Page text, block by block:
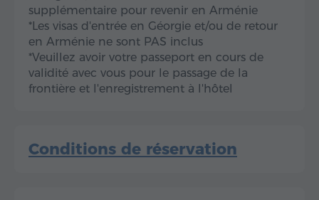
supplémentaire pour revenir en Arménie
*Les visas d'entrée en Géorgie et/ou de retour
en Arménie ne sont PAS inclus
*Veuillez avoir votre passeport en cours de
validité avec vous pour le passage de la
frontière et l'enregistrement à l'hôtel
Conditions de réservation